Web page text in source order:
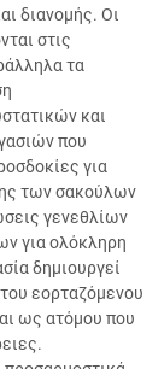
διανομής. Οι
στις
τα
και
που
για
των σακούλων
γενεθλίων
για ολόκληρη
δημιουργεί
εορταζόμενου
ως ατόμου που